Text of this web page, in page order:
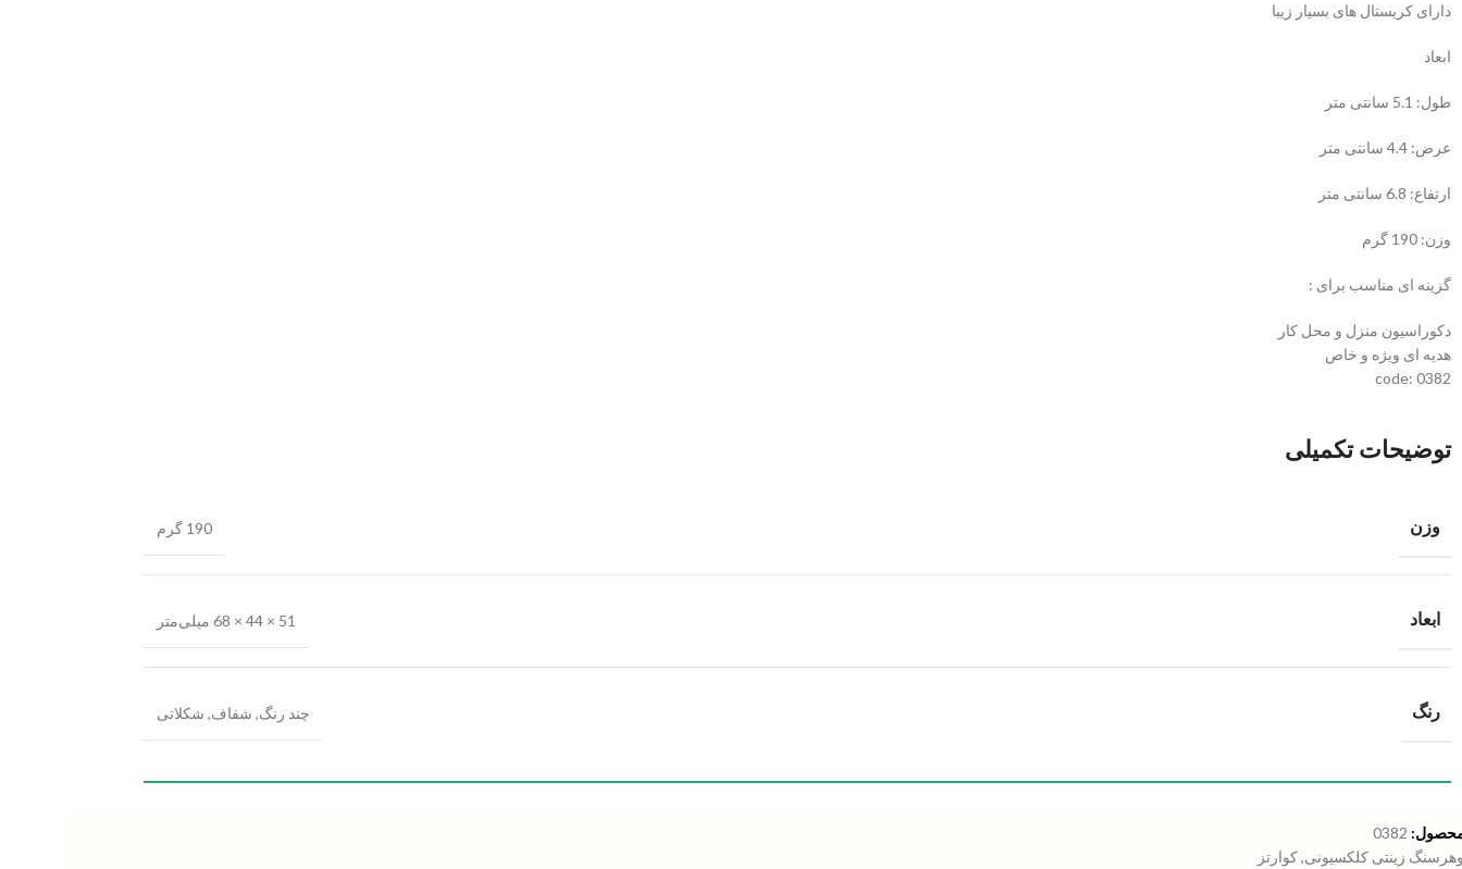
دارای کریستال های بسیار زیبا
ابعاد
طول: 5.1 سانتی متر
عرض: 4.4 سانتی متر
ارتفاع: 6.8 سانتی متر
وزن: 190 گرم
گزینه ای مناسب برای :
دکوراسیون منزل و محل کار
هدیه ای ویژه و خاص
code: 0382
توضیحات تکمیلی
وزن 190 گرم
ابعاد 51 × 44 × 68 میلی‌متر
رنگ چند رنگ, شفاف, شکلاتی
0382
زینتی کلکسیونی,کوارتز